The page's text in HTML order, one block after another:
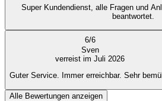
Super Kundendienst, alle Fragen und
beantwortet.
6/6
Sven
verreist im Juli 2026
Guter Service. Immer erreichbar. Sehr
Alle Bewertungen anzeigen